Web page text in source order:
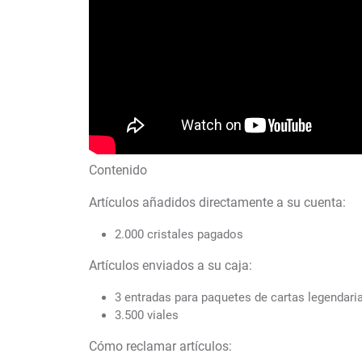
Contenido
Artículos añadidos directamente a su cuenta:
2.000 cristales pagados
Artículos enviados a su caja:
3 entradas para paquetes de cartas
3.500 viales
Cómo reclamar artículos: